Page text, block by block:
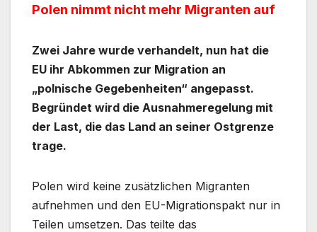
Polen nimmt nicht mehr Migranten auf
Zwei Jahre wurde verhandelt, nun hat die
EU ihr Abkommen zur Migration an
„polnische Gegebenheiten“ angepasst.
Begründet wird die Ausnahmeregelung mit
der Last, die das Land an seiner Ostgrenze
trage.
Polen wird keine zusätzlichen Migranten
aufnehmen und den EU-Migrationspakt nur in
Teilen umsetzen. Das teilte das